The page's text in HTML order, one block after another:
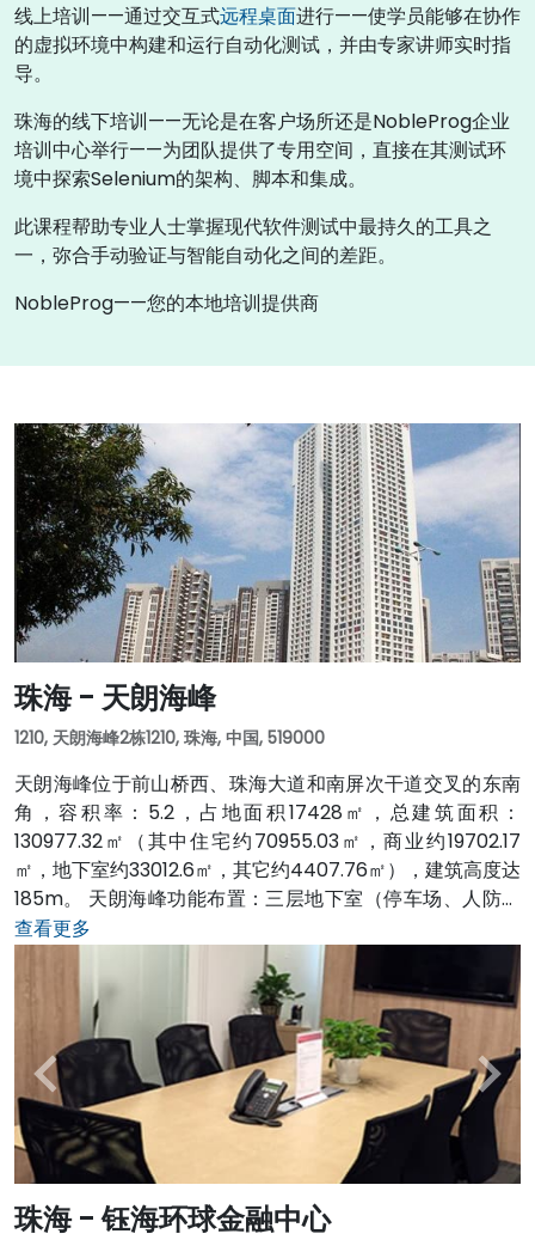
线上培训——通过交互式远程桌面进行——使学员能够在协作
的虚拟环境中构建和运行自动化测试，并由专家讲师实时指
导。
珠海的线下培训——无论是在客户场所还是NobleProg企业
培训中心举行——为团队提供了专用空间，直接在其测试环
境中探索Selenium的架构、脚本和集成。
此课程帮助专业人士掌握现代软件测试中最持久的工具之
一，弥合手动验证与智能自动化之间的差距。
NobleProg——您的本地培训提供商
珠海 - 天朗海峰
1210, 天朗海峰2栋1210, 珠海, 中国, 519000
天朗海峰位于前山桥西、珠海大道和南屏次干道交叉的东南
角，容积率：5.2，占地面积17428㎡，总建筑面积：
130977.32㎡（其中住宅约70955.03㎡，商业约19702.17
㎡，地下室约33012.6㎡，其它约4407.76㎡），建筑高度达
185m。 天朗海峰功能布置：三层地下室（停车场、人防等
功能配置）； 四层裙楼商场；裙楼顶层以上2幢住宅塔楼，
每幢塔楼58层（其中：塔楼1层为住宅入户大堂，2层为会
所，3层为商业配套的办公楼层，第22层、第37层为避难
层，其余的53个楼层均为住宅标准层） 建筑风格： 完整干
净的住宅塔楼，结构体系合理，平面方整没有开口切槽，极
富原创性； 城市地标、沉静内敛，却又挺拔峻峭。 有玉树临
风的气质，没有表象性的性态模拟，从性格上贴近滨海花园
城市的风范 公园：回归公园，竹仙洞公园 超市：得一超市
商业：华发商都，滨河风情酒吧街、南屏海鲜街、南屏市场
等 学校：容闳国际幼儿园、容闳小学、北山小学、南屏中学
查看更多
珠海 - 钰海环球金融中心